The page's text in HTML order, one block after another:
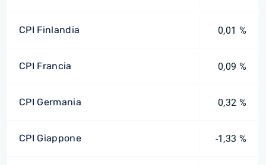
CPI Finlandia 0,01 %
CPI Francia 0,09 %
CPI Germania 0,32 %
CPI Giappone -1,33 %